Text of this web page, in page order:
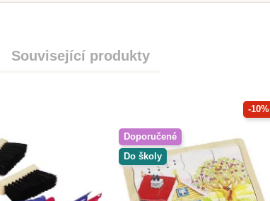
Související produkty
-10%
Doporučené
Do školy